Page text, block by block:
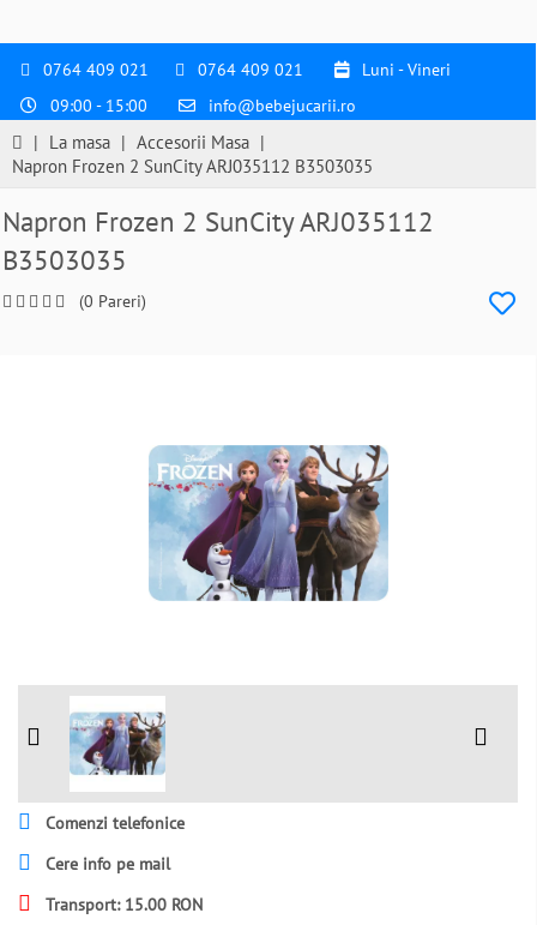
0764 409 021 0764 409 021
Luni - Vineri
09:00 - 15:00
info@bebejucarii.ro
| La masa | Accesorii Masa |
Napron Frozen 2 SunCity ARJ035112 B3503035
Napron Frozen 2 SunCity ARJ035112
B3503035
(0 Pareri)
Comenzi telefonice
Cere info pe mail
Transport: 15.00 RON